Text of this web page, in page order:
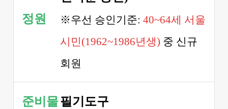
정원 ※우선 승인기준: 40~64세 서울
시민(1962~1986년생) 중 신규
회원
준비물필기도구